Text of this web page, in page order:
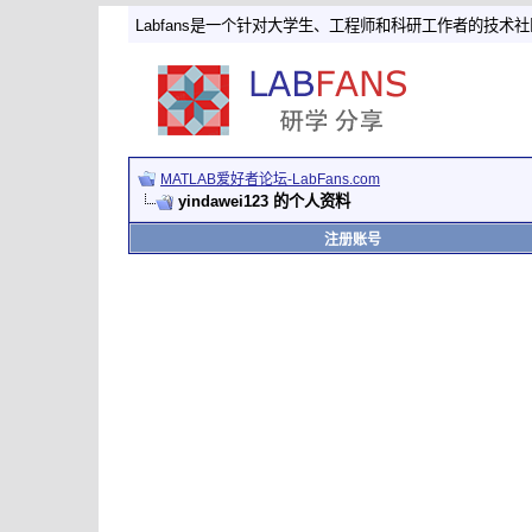
Labfans是一个针对大学生、工程师和科研工作者的技术社
MATLAB爱好者论坛-LabFans.com
yindawei123 的个人资料
注册账号